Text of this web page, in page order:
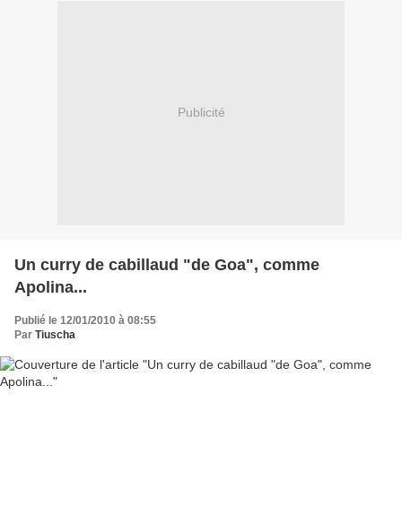
Publicité
Un curry de cabillaud "de Goa", comme
Apolina...
Publié le 12/01/2010 à 08:55
Par Tiuscha